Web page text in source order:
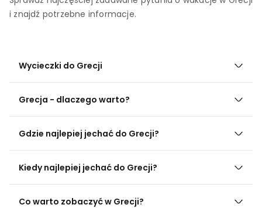
i znajdź potrzebne informacje.
Wycieczki do Grecji
Grecja - dlaczego warto?
Gdzie najlepiej jechać do Grecji?
Kiedy najlepiej jechać do Grecji?
Co warto zobaczyć w Grecji?